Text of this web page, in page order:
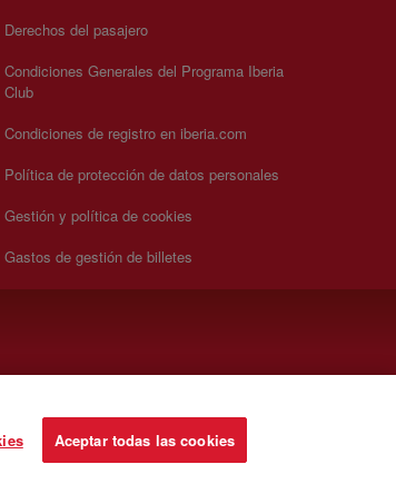
Derechos del pasajero
Condiciones Generales del Programa Iberia
Club
Condiciones de registro en iberia.com
Política de protección de datos personales
Gestión y política de cookies
Gastos de gestión de billetes
Aceptar todas las cookies